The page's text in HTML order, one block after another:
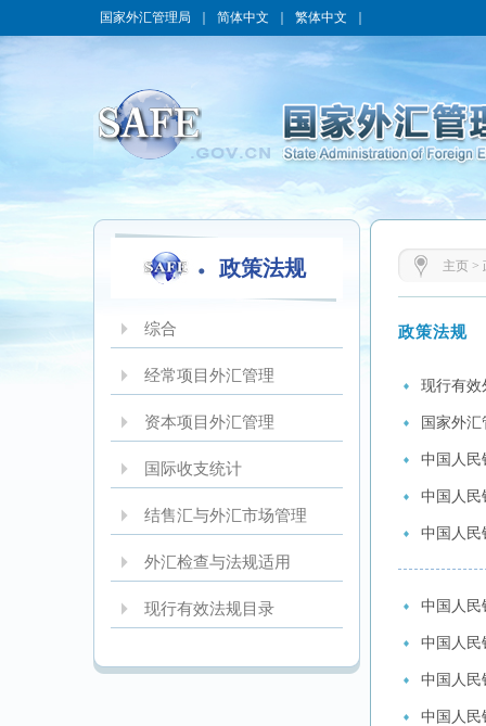
国家外汇管理局 简体中文 繁体中文
政策法规
综合
经常项目外汇管理
资本项目外汇管理
国际收支统计
结售汇与外汇市场管理
外汇检查与法规适用
现行有效法规目录
主页 >
政策法规
现行有效
国家外
中国人民
中国人民
中国人民
中国人民
中国人民
中国人民
中国人民